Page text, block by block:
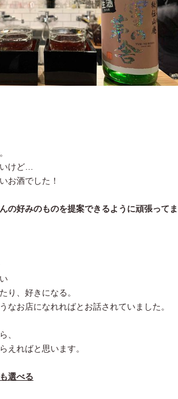
けど…
お酒でした！
の好みのものを提案できるように頑張ってま
り、好きになる。
なお店になれればとお話されていました。
、
えればと思います。
選べる